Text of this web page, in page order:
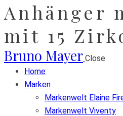
Anhänger
mit 15
Bruno Mayer Close
Home
Marken
Markenwelt Elaine
Markenwelt Viventy